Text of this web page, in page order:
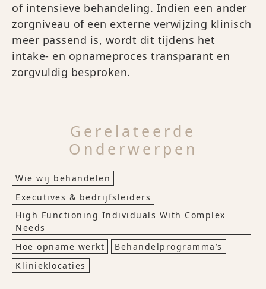
of intensieve behandeling. Indien een ander
zorgniveau of een externe verwijzing klinisch
meer passend is, wordt dit tijdens het
intake- en opnameproces transparant en
zorgvuldig besproken.
Gerelateerde
Onderwerpen
Wie wij behandelen
Executives & bedrijfsleiders
High Functioning Individuals With Complex
Needs
Hoe opname werkt
Behandelprogramma’s
Klinieklocaties